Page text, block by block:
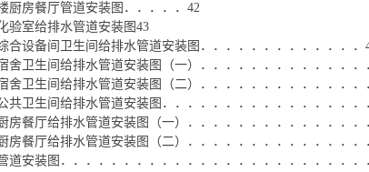
厨房餐厅管道安装图．．．．．42
验室给排水管道安装图43
合设备间卫生间给排水管道安装图．．．．．．．．．．．．．
舍卫生间给排水管道安装图（一）．．．．．．．．．．．．．
舍卫生间给排水管道安装图（二）．．．．．．．．．．．．．
共卫生间给排水管道安装图．．．．．．．．．．．．．．．
房餐厅给排水管道安装图（一）．．．．．．．．．．．．．．
房餐厅给排水管道安装图（二）．．．．．．．．．．．．．．
道安装图．．．．．．．．．．．．．．．．．．．．．．．．